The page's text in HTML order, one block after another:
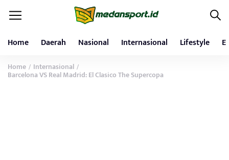
Home Daerah Nasional Internasional Lifestyle
Home / Internasional /
Barcelona VS Real Madrid: El Clasico The Supercopa